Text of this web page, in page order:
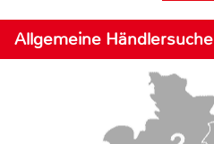
Allgemeine Händlersuche